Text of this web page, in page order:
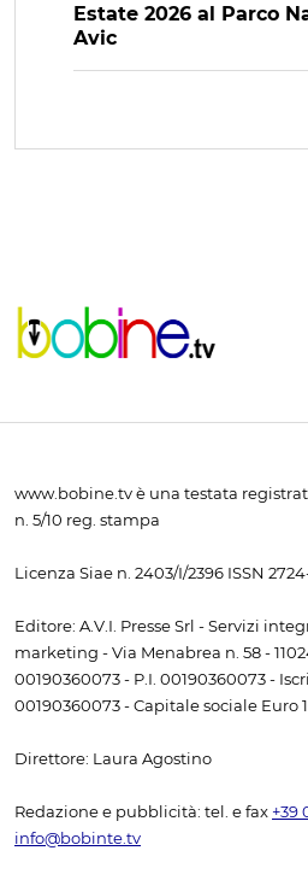
Estate 2026 al Parco
Avic
www.bobine.tv è una testata
n. 5/10 reg. stampa
Licenza Siae n. 2403/I/2396 ISSN
Editore: A.V.I. Presse Srl - Servizi
marketing - Via Menabrea n. 58 -
00190360073 - P.I. 00190360073 -
00190360073 - Capitale sociale Euro
Direttore: Laura Agostino
Redazione e pubblicità: tel. e fax +39
info@bobinte.tv